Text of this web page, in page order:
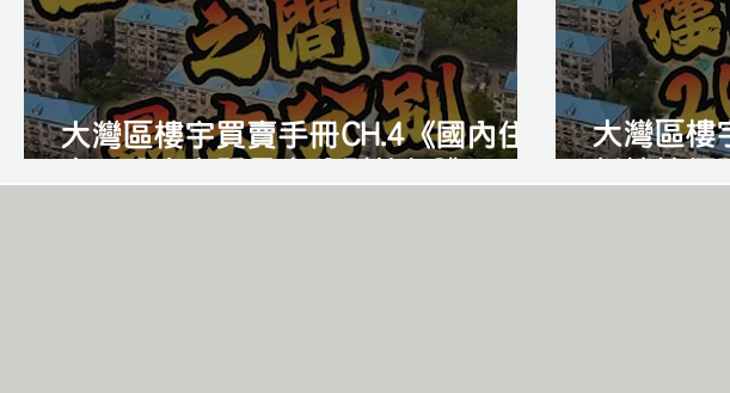
大灣區樓宇買賣手冊CH.4《國內住
大灣區樓